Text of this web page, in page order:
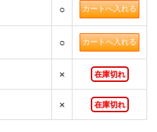
○
○
× 在庫切れ
× 在庫切れ